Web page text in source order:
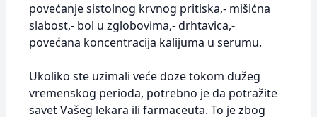
povećanje sistolnog krvnog pritiska,- mišićna
slabost,- bol u zglobovima,- drhtavica,-
povećana koncentracija kalijuma u serumu.
Ukoliko ste uzimali veće doze tokom dužeg
vremenskog perioda, potrebno je da potražite
savet Vašeg lekara ili farmaceuta. To je zbog